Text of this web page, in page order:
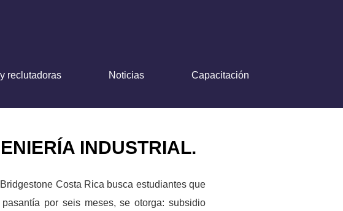
reclutadoras Noticias Capacitación
INDUSTRIAL.
Costa Rica busca estudiantes que
por seis meses, se otorga: subsidio